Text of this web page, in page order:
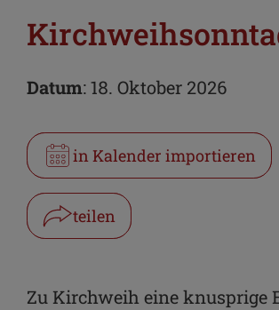
Datum: 18. Oktober 2026
in Kalender importieren
teilen
WhatsApp
Zu Kirchweih eine knusprige